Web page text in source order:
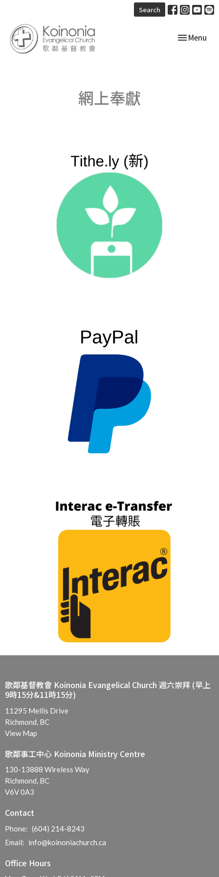
Search
Toggle
Menu
網上奉獻
歌鄰基督教會 Koinonia Evangelical Church 週六崇拜 (早上
9時15分&11時15分)
11295 Mellis Drive
Richmond, BC
View Map
歌鄰事工中心 Koinonia Ministry Centre
130-13888 Wireless Way
Richmond, BC
V6V 0A3
Contact
Phone: (604) 214-8243
Email: info@koinoniachurch.ca
Office Hours